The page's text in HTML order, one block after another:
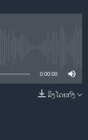
0:00:00
ລິງໂດຍກົງ